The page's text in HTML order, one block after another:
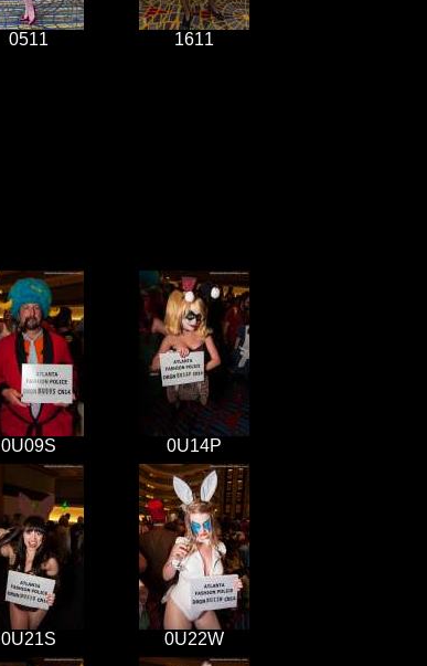
0511 1611
0U09S 0U14P
0U21S 0U22W